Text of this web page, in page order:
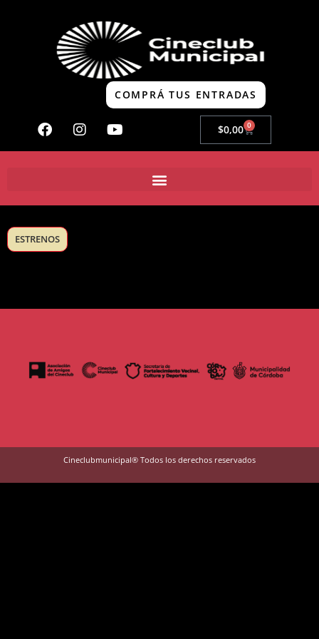
COMPRÁ TUS ENTRADAS
$0,00 0
ESTRENOS
Cineclubmunicipal® Todos los derechos reservados